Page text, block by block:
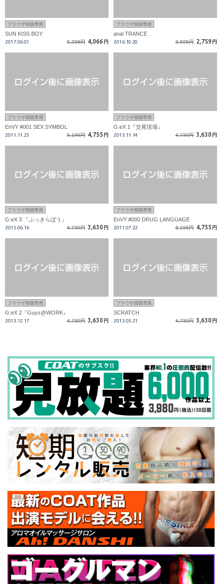
ブラウザ視聴専用
SUN KISS BOY
2017.06.01 5,298円 4,066 円
ブラウザ視聴専用
anal TRANCE
2016.10.20 3,595円 2,759 円
ブラウザ視聴専用
EnVY #001 SEX SYMBOL
2011.11.25 6,196円 4,755 円
ブラウザ視聴専用
G:eX 1『交尾現場』
2013.11.14 4,730円 3,630 円
ブラウザ視聴専用
G:eX 3 『ぶっきらぼう』
2015.06.16 4,730円 3,630 円
ブラウザ視聴専用
EnVY #000 DRUG LANGUAGE
2011.07.22 6,196円 4,755 円
ブラウザ視聴専用
G:eX 2『Guys@WORK』
2013.12.17 4,730円 3,630 円
ブラウザ視聴専用
SCRATCH
2013.05.21 4,730円 3,630 円